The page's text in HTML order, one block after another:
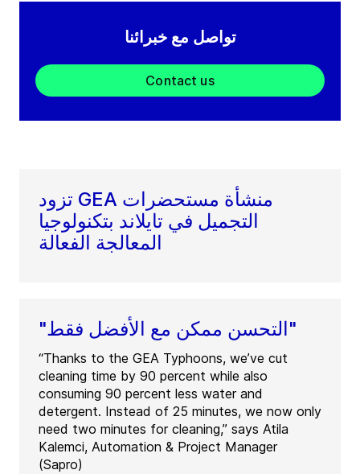
تواصل مع خبرائنا
Contact us
تزود GEA منشأة مستحضرات
التجميل في تايلاند بتكنولوجيا
المعالجة الفعالة
"التحسن ممكن مع الأفضل فقط"
“Thanks to the GEA Typhoons, we’ve cut
cleaning time by 90 percent while also
consuming 90 percent less water and
detergent. Instead of 25 minutes, we now only
need two minutes for cleaning,” says Atila
Kalemci, Automation & Project Manager
(Sapro)